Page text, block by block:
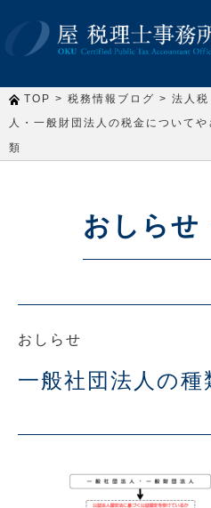
TOP > 税務情報ブログ > 法人税
人・一般財団法人の税金についてや
類
おしらせ
おしらせ
一般社団法人の種